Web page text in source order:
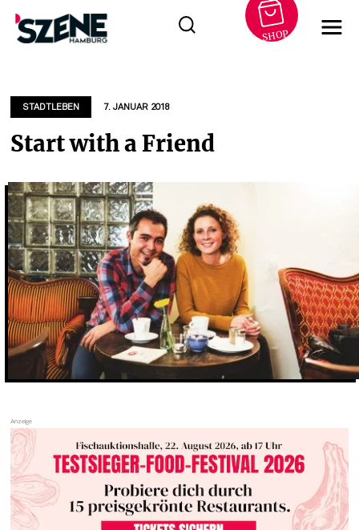
springen
SHOP
STADTLEBEN 7. JANUAR 2018
Start with a Friend